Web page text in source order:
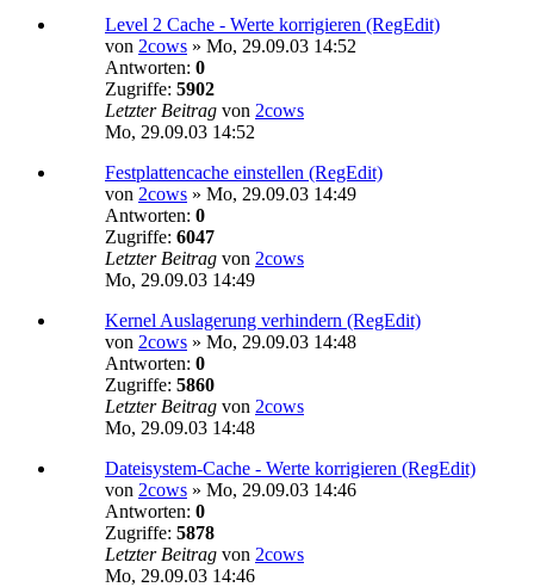
Level 2 Cache - Werte korrigieren (RegEdit)
von 2cows » Mo, 29.09.03 14:52
Antworten: 0
Zugriffe: 5902
Letzter Beitrag von 2cows
Mo, 29.09.03 14:52
Festplattencache einstellen (RegEdit)
von 2cows » Mo, 29.09.03 14:49
Antworten: 0
Zugriffe: 6047
Letzter Beitrag von 2cows
Mo, 29.09.03 14:49
Kernel Auslagerung verhindern (RegEdit)
von 2cows » Mo, 29.09.03 14:48
Antworten: 0
Zugriffe: 5860
Letzter Beitrag von 2cows
Mo, 29.09.03 14:48
Dateisystem-Cache - Werte korrigieren (RegEdit)
von 2cows » Mo, 29.09.03 14:46
Antworten: 0
Zugriffe: 5878
Letzter Beitrag von 2cows
Mo, 29.09.03 14:46